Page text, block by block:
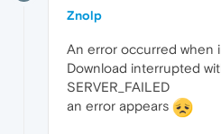
Znolp
An error occurred when
Download interrupted
SERVER_FAILED
an error appears